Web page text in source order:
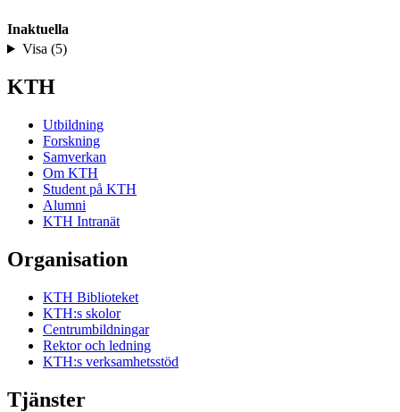
Inaktuella
Visa (5)
KTH
Utbildning
Forskning
Samverkan
Om KTH
Student på KTH
Alumni
KTH Intranät
Organisation
KTH Biblioteket
KTH:s skolor
Centrumbildningar
Rektor och ledning
KTH:s verksamhetsstöd
Tjänster